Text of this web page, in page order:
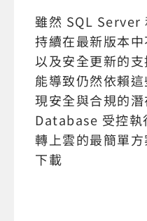
雖然 SQL
持續在最新版本
以及安全更新的
能導致仍然依賴
現安全與合規的
Database 受控執
轉上雲的最簡單
下載